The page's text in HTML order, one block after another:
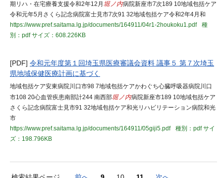
期リハ・在宅療養支援令和2年12月 堀ノ内病院新座市7次189 10地域包括ケア
令和元年5月さくら記念病院富士見市7次91 32地域包括ケア令和2年4月和
https://www.pref.saitama.lg.jp/documents/164911/04r1-2houkoku1.pdf
種
別：pdfサイズ：608.226KB
[PDF] 令和元年度第１回埼玉県医療審議会資料 議事５ 第７次埼玉
県地域保健医療計画に基づく
地域包括ケア安東病院川口市98 7地域包括ケアかわぐち心臓呼吸器病院川口
市108 20心血管疾患南部計244 南西部堀ノ内病院新座市189 10地域包括ケア
さくら記念病院富士見市91 32地域包括ケア和光リハビリテーション病院和光
市
https://www.pref.saitama.lg.jp/documents/164911/05giji5.pdf
種別：pdfサイ
ズ：198.796KB